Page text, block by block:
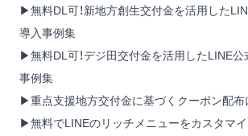
▶無料DL可！新地方創生交付金を活用した
導入事例集
▶無料DL可！デジ田交付金を活用したLINE
事例集
▶重点支援地方交付金に基づくクーポン配布
▶無料でLINEのリッチメニューをカスタマ